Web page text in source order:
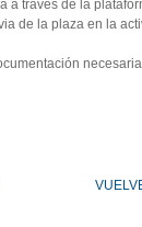
a través de la
de la plaza en la